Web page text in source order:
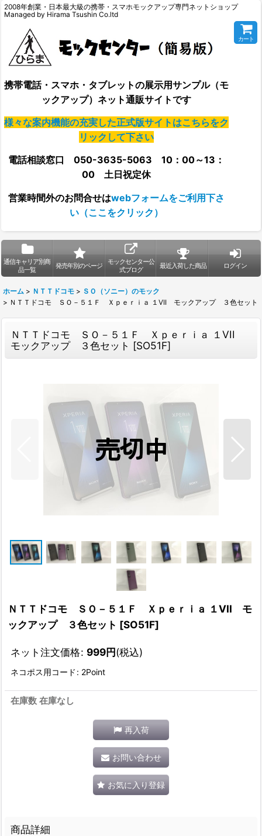
2008年創業・日本最大級の携帯・スマホモックアップ専門ネットショップ
Managed by Hirama Tsushin Co.ltd
携帯電話・スマホ・タブレットの展示用サンプル（モ
ックアップ）ネット通販サイトです
様々な案内機能の充実した正式版サイトはこちらをク
リックして下さい
電話相談窓口 050-3635-5063 10：00～13：
00 土日祝定休
営業時間外のお問合せはwebフォームをご利用下さ
い（ここをクリック）
カート
通信キャリア別商
品一覧
発売年別のページ
モックセンター公
式ブログ
最近入荷した商品 ログイン
ホーム > ＮＴＴドコモ > ＳＯ（ソニー）のモック
> ＮＴＴドコモ ＳＯ－５１Ｆ Ｘｐｅｒｉａ １VII モックアップ ３色セット
ＮＴＴドコモ ＳＯ－５１Ｆ Ｘｐｅｒｉａ １VII
モックアップ ３色セット [SO51F]
ＮＴＴドコモ ＳＯ－５１Ｆ Ｘｐｅｒｉａ １VII モ
ックアップ ３色セット [SO51F]
ネット注文価格: 999円(税込)
ネコポス用コード : 2Point
在庫数 在庫なし
再入荷
お問い合わせ
お気に入り登録
商品詳細